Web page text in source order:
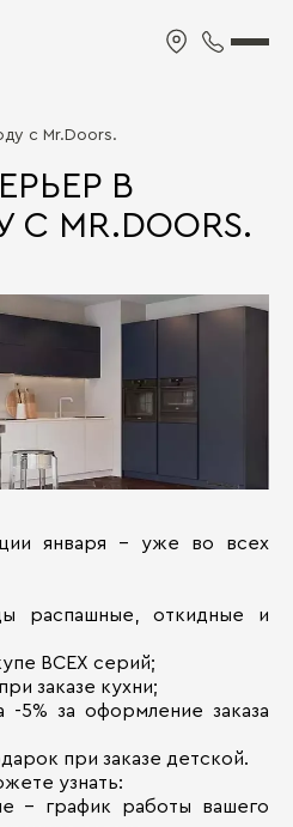
с Mr.Doors.
В
MR.DOORS.
января - уже во всех
распашные, откидные и
ВСЕХ серий;
заказе кухни;
-5% за оформление заказа
при заказе детской.
узнать:
- график работы вашего